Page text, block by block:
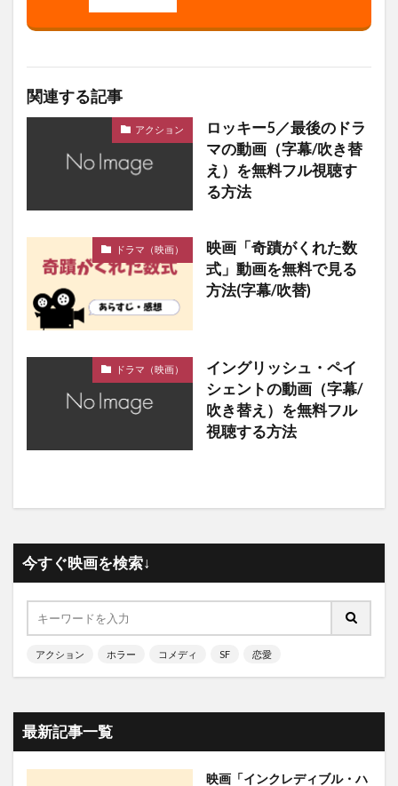
関連する記事
アクション
ロッキー5／最後のドラ
マの動画（字幕/吹き替
え）を無料フル視聴す
る方法
ドラマ（映画）
映画「奇蹟がくれた数
式」動画を無料で見る
方法(字幕/吹替)
ドラマ（映画）
イングリッシュ・ペイ
シェントの動画（字幕/
吹き替え）を無料フル
視聴する方法
今すぐ映画を検索↓
アクション ホラー コメディ SF 恋愛
最新記事一覧
映画「インクレディブル・ハ